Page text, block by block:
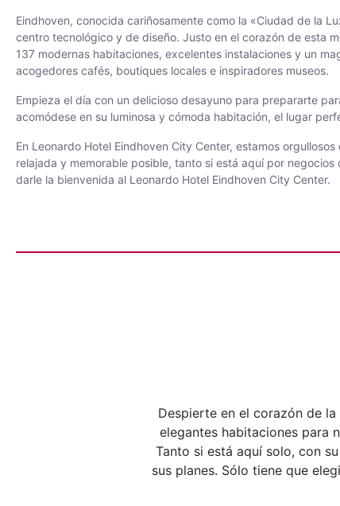
Eindhoven, conocida cariñosamente como la «Ciudad de la
centro tecnológico y de diseño. Justo en el corazón de esta
137 modernas habitaciones, excelentes instalaciones y un
acogedores cafés, boutiques locales e inspiradores museos.
Empieza el día con un delicioso desayuno para prepararte
acomódese en su luminosa y cómoda habitación, el lugar
En Leonardo Hotel Eindhoven City Center, estamos
relajada y memorable posible, tanto si está aquí por
darle la bienvenida al Leonardo Hotel Eindhoven City Center.
Despierte en el corazón de
elegantes habitaciones para
Tanto si está aquí solo, con
sus planes. Sólo tiene que